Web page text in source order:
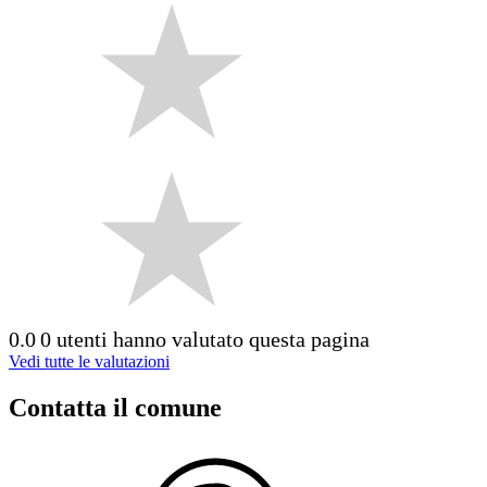
0.00 utenti hanno valutato questa pagina
Vedi tutte le valutazioni
Contatta il comune